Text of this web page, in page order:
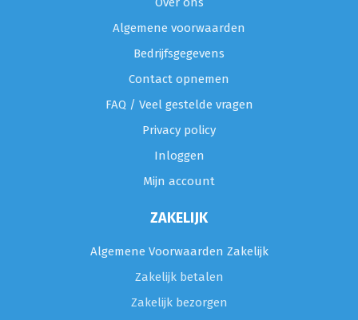
Algemene voorwaarden
Bedrijfsgegevens
Contact opnemen
FAQ / Veel gestelde vragen
Privacy policy
Inloggen
Mijn account
ZAKELIJK
Algemene Voorwaarden Zakelijk
Zakelijk betalen
Zakelijk bezorgen